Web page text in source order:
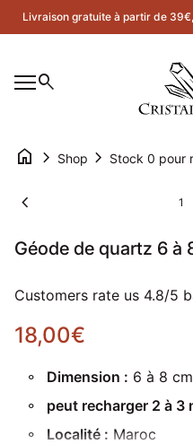
Skip to content
Livraison gratuite à partir de
Navigation mobile
search
Accueil
home chevron_right Shop chevron_right Stock 0 pour
chevron_left 1
Géode de quartz 6 à
Customers rate us 4.8/5
Prix normal
18,00€
Dimension : 6 à 8 cm
peut recharger 2 à 3
Localité : Maroc